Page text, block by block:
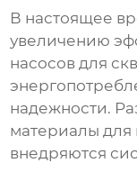
В настоящее
увеличению
насосов для
надежности.
материалы для
внедряются